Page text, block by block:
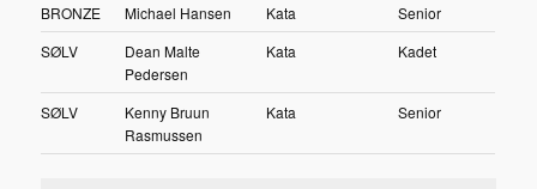
BRONZE Michael Hansen Kata
Senior
SØLV
Dean Malte
Pedersen
Kata Kadet
SØLV
Kenny Bruun
Rasmussen
Kata Senior